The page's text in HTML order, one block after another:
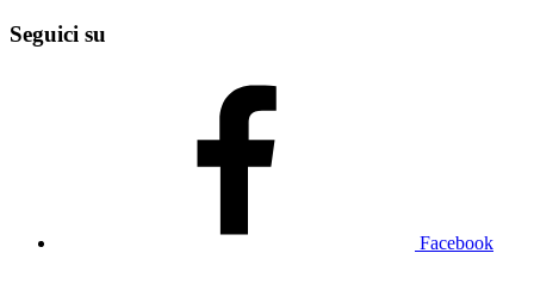
Seguici su
Facebook